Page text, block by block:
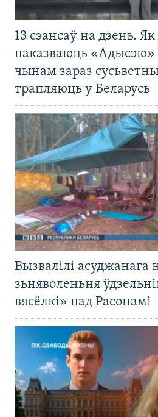
13 сэансаў на дзень.
паказваюць «Адысэю»
чынам зараз
трапляюць у Беларусь
Вызвалілі асуджанага
зьняволеньня
вясёлкі» пад Расонамі